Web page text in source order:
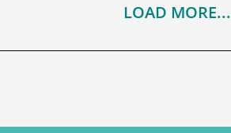
LOAD MORE...